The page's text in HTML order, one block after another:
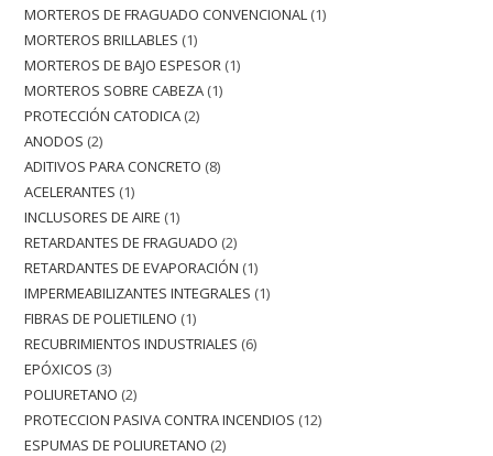
MORTEROS DE FRAGUADO CONVENCIONAL 1
MORTEROS BRILLABLES 1
MORTEROS DE BAJO ESPESOR 1
MORTEROS SOBRE CABEZA 1
PROTECCIÓN CATODICA 2
ANODOS 2
ADITIVOS PARA CONCRETO 8
ACELERANTES 1
INCLUSORES DE AIRE 1
RETARDANTES DE FRAGUADO 2
RETARDANTES DE EVAPORACIÓN 1
IMPERMEABILIZANTES INTEGRALES 1
FIBRAS DE POLIETILENO 1
RECUBRIMIENTOS INDUSTRIALES 6
EPÓXICOS 3
POLIURETANO 2
PROTECCION PASIVA CONTRA INCENDIOS 12
ESPUMAS DE POLIURETANO 2